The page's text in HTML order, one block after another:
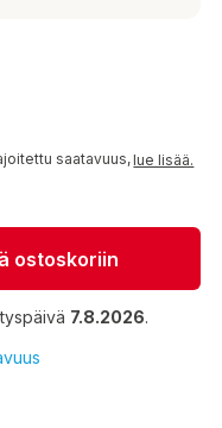
saatavuus,lue lisää.
ostoskoriin
7.8.2026.